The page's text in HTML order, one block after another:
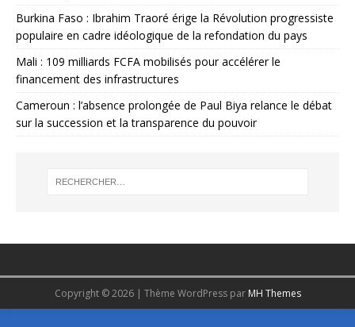
Burkina Faso : Ibrahim Traoré érige la Révolution progressiste
populaire en cadre idéologique de la refondation du pays
Mali : 109 milliards FCFA mobilisés pour accélérer le
financement des infrastructures
Cameroun : l’absence prolongée de Paul Biya relance le débat
sur la succession et la transparence du pouvoir
Copyright © 2026 | Thème WordPress par MH Themes